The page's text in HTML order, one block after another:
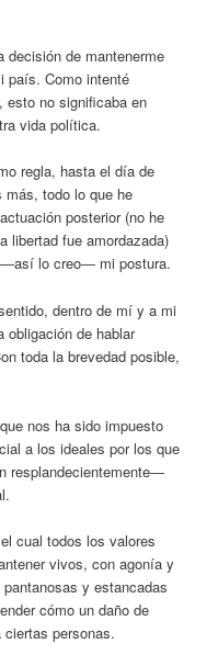
decisión de mantenerme
país. Como intenté
esto no significaba en
vida política.
regla, hasta el día de
más, todo lo que he
posterior (no he
libertad fue amordazada)
―así lo creo― mi postura.
dentro de mí y a mi
obligación de hablar
toda la brevedad posible,
nos ha sido impuesto
a los ideales por los que
resplandecientemente―
cual todos los valores
vivos, con agonía y
y estancadas
cómo un daño de
personas.